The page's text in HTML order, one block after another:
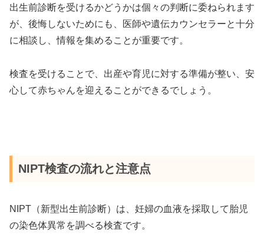
出生前診断を受けるかどうかは個々の判断に委ねられます
が、後悔しないためにも、医師や遺伝カウンセラーと十分
に相談し、情報を集めることが重要です。
検査を受けることで、出産や育児に対する準備が整い、安
心して赤ちゃんを迎えることができるでしょう。
NIPT検査の流れと注意点
NIPT（新型出生前診断）は、妊婦の血液を採取して胎児
の染色体異常を調べる検査です。